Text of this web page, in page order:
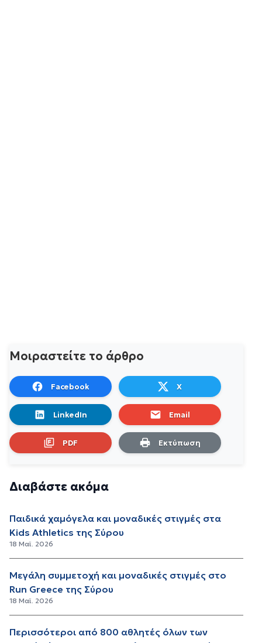
Μοιραστείτε το άρθρο
Facebook X
LinkedIn Email
PDF Εκτύπωση
Διαβάστε ακόμα
Παιδικά χαμόγελα και μοναδικές στιγμές στα
Kids Athletics της Σύρου
18 Μαϊ. 2026
Μεγάλη συμμετοχή και μοναδικές στιγμές στο
Run Greece της Σύρου
18 Μαϊ. 2026
Περισσότεροι από 800 αθλητές όλων των